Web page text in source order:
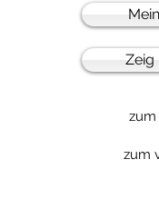
Zeig
zum
zum